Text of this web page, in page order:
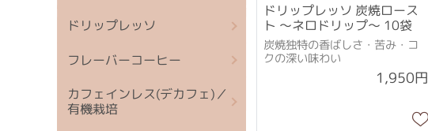
ドリップレッソ
フレーバーコーヒー
カフェインレス(デカフェ)／
有機栽培
ドリップレッソ 炭焼ロース
ト ～ネロドリップ～ 10袋
炭焼独特の香ばしさ・苦み・コ
クの深い味わい
1,950円